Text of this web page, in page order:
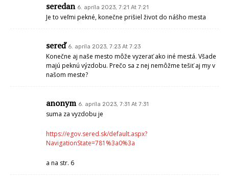
seredan 6. apríla 2023, 7:21 At 7:21
Je to veľmi pekné, konečne prišiel život do nášho mesta
sereď 6. apríla 2023, 7:23 At 7:23
Konečne aj naše mesto môže vyzerať ako iné mestá. Všade
majú peknú výzdobu. Prečo sa z nej nemôžme tešiť aj my v
našom meste?
anonym 6. apríla 2023, 7:31 At 7:31
suma za vyzdobu je
https://egov.sered.sk/default.aspx?
NavigationState=781%3a0%3a
a na str. 6